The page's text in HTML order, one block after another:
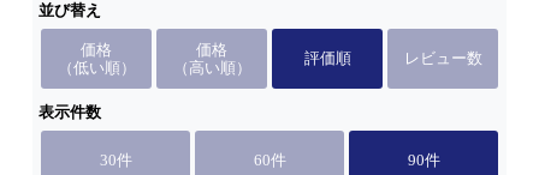
並び替え
価格
（低い順）
価格
（高い順）
評価順 レビュー数
表示件数
30件 60件 90件